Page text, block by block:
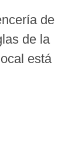
de
de la
está